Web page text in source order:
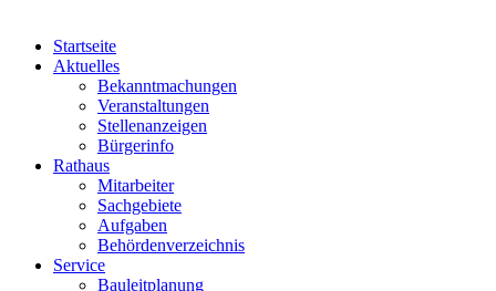
Startseite
Aktuelles
Bekanntmachungen
Veranstaltungen
Stellenanzeigen
Bürgerinfo
Rathaus
Mitarbeiter
Sachgebiete
Aufgaben
Behördenverzeichnis
Service
Bauleitplanung